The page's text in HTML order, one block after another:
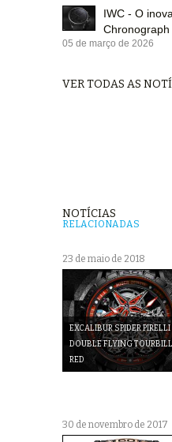
IWC - O
05 de março de 2026
VER TODAS AS
NOTÍCIAS
RELACIONADAS
23 de maio de 2018
EXCALIBUR SPIDER PIRELLI
DOUBLE FLYING
RED
30 de novembro de 2017